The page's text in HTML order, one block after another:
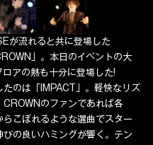
」。本日のイベントの大
ロアの熱も十分に登場した!
たのは「IMPACT」。軽快なリズ
CROWNのファンであれば各
らこぼれるような選曲でスター
びの良いハミングが響く。テン